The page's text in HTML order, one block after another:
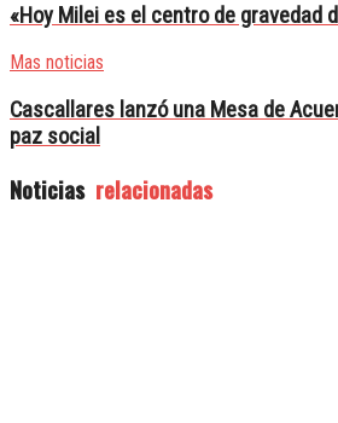
«Hoy Milei es el centro de gravedad
Mas noticias
Cascallares lanzó una Mesa de
paz social
Noticias relacionadas